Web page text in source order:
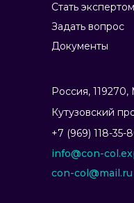
Стать экспертом
Задать вопрос
Документы
Россия, 119270,
info@con-
+7 (969) 118-35-
Ку­тузов­ский
con-col@mail.ru